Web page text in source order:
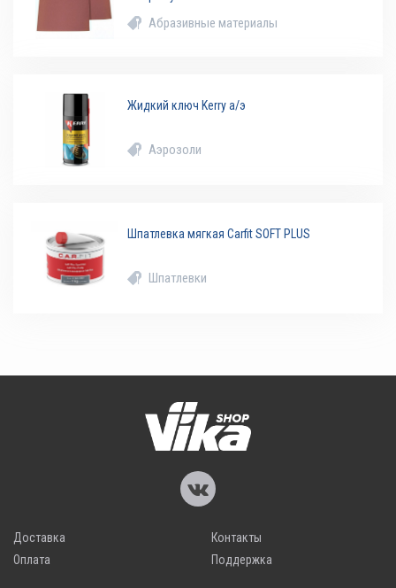
Абразивные материалы
Жидкий ключ Kerry а/э
Аэрозоли
Шпатлевка мягкая Carfit SOFT PLUS
Шпатлевки
Доставка
Оплата
Контакты
Поддержка